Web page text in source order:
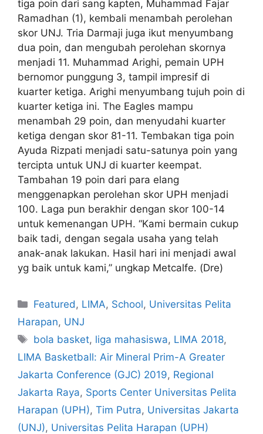
tiga poin dari sang kapten, Muhammad Fajar
Ramadhan (1), kembali menambah perolehan
skor UNJ. Tria Darmaji juga ikut menyumbang
dua poin, dan mengubah perolehan skornya
menjadi 11. Muhammad Arighi, pemain UPH
bernomor punggung 3, tampil impresif di
kuarter ketiga. Arighi menyumbang tujuh poin di
kuarter ketiga ini. The Eagles mampu
menambah 29 poin, dan menyudahi kuarter
ketiga dengan skor 81-11. Tembakan tiga poin
Ayuda Rizpati menjadi satu-satunya poin yang
tercipta untuk UNJ di kuarter keempat.
Tambahan 19 poin dari para elang
menggenapkan perolehan skor UPH menjadi
100. Laga pun berakhir dengan skor 100-14
untuk kemenangan UPH. “Kami bermain cukup
baik tadi, dengan segala usaha yang telah
anak-anak lakukan. Hasil hari ini menjadi awal
yg baik untuk kami,” ungkap Metcalfe. (Dre)
Featured , LIMA, School, Universitas Pelita
Harapan, UNJ
bola basket, liga mahasiswa, LIMA 2018,
LIMA Basketball: Air Mineral Prim-A Greater
Jakarta Conference (GJC) 2019, Regional
Jakarta Raya, Sports Center Universitas Pelita
Harapan (UPH), Tim Putra, Universitas Jakarta
(UNJ), Universitas Pelita Harapan (UPH)